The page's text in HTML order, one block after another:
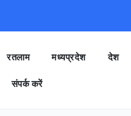
रतलाम मध्यप्रदेश देश
संपर्क करें